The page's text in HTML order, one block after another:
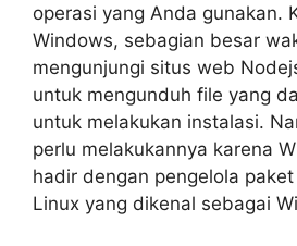
operasi yang Anda gunakan.
Windows, sebagian besar
mengunjungi situs web
untuk mengunduh file yang
untuk melakukan instalasi.
perlu melakukannya karena
hadir dengan pengelola
Linux yang dikenal sebagai